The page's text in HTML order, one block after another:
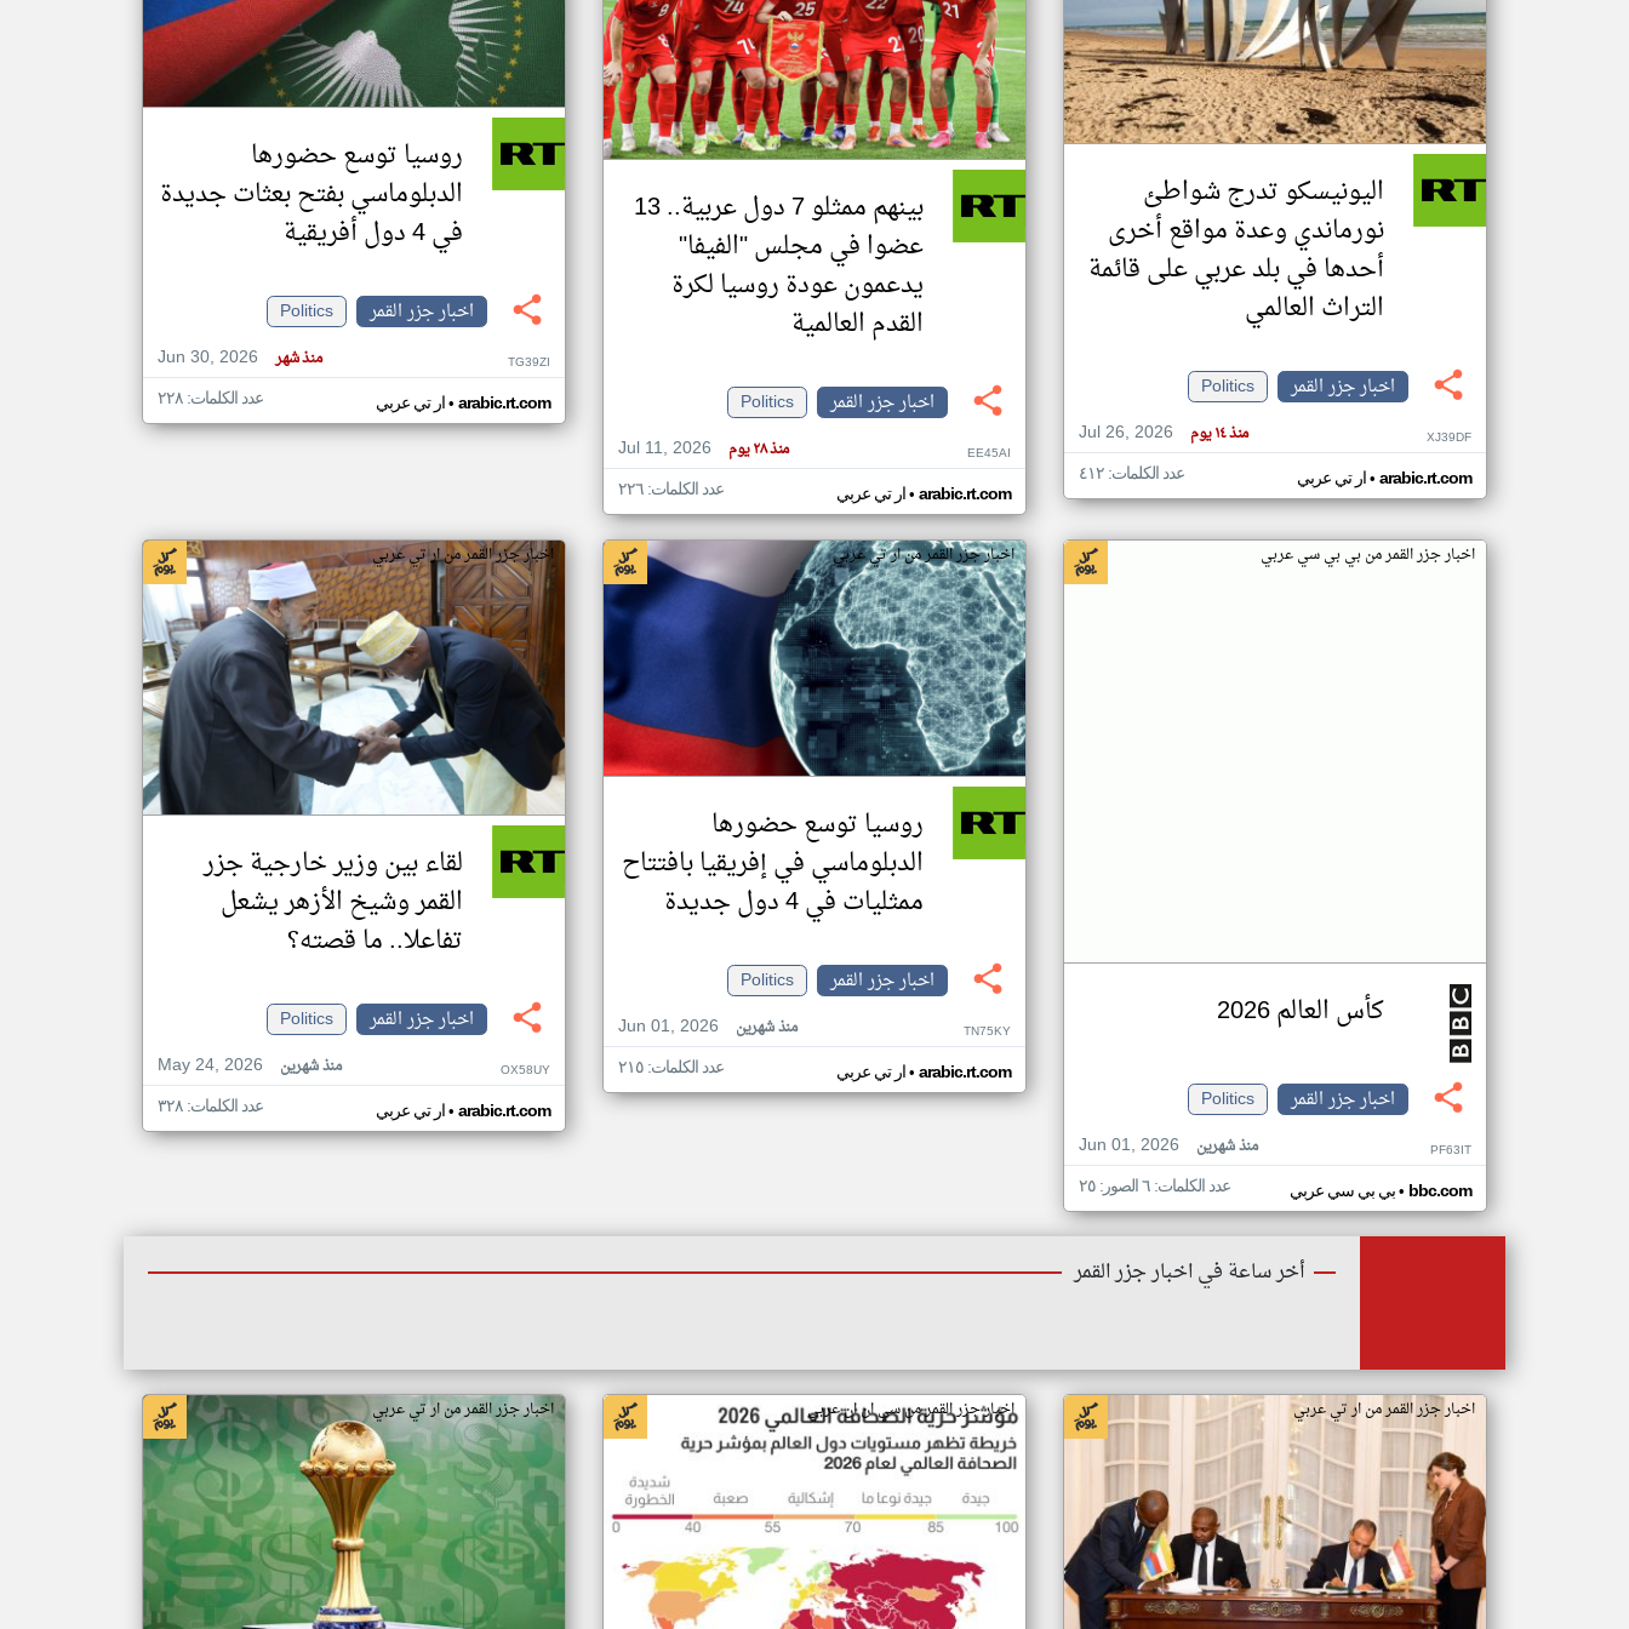
تغيير الدولة
اخبار جزر القمر على مدار الساعة
أهم اخبار جزر القمر العاجلة والمباشرة
اليونيسكو تدرج شواطئ
نورماندي وعدة مواقع أخرى
أحدها في بلد عربي على قائمة
التراث العالمي
اخبار جزر القمر
Politics
Jul 26, 2026
منذ ١٤ يوم XJ39DF
ار تي عربي• arabic.rt.com عدد الكلمات: ٤١٢
بينهم ممثلو 7 دول عربية.. 13
عضوا في مجلس "الفيفا"
يدعمون عودة روسيا لكرة
القدم العالمية
اخبار جزر القمر
Politics
Jul 11, 2026
منذ ٢٨ يوم EE45AI
ار تي عربي• arabic.rt.com عدد الكلمات: ٢٢٦
روسيا توسع حضورها
الدبلوماسي بفتح بعثات جديدة
في 4 دول أفريقية
اخبار جزر القمر
Politics
Jun 30, 2026
منذ شهر TG39ZI
ار تي عربي• arabic.rt.com عدد الكلمات: ٢٢٨
اخبار جزر القمر من بي بي سي عربي
كأس العالم 2026
اخبار جزر القمر
Politics
Jun 01, 2026
منذ شهرين PF63IT
بي بي سي عربي• bbc.com عدد الكلمات: ٦ الصور: ٢٥
اخبار جزر القمر من ار تي عربي
روسيا توسع حضورها
الدبلوماسي في إفريقيا بافتتاح
ممثليات في 4 دول جديدة
اخبار جزر القمر
Politics
Jun 01, 2026
منذ شهرين TN75KY
ار تي عربي• arabic.rt.com عدد الكلمات: ٢١٥
اخبار جزر القمر من ار تي عربي
لقاء بين وزير خارجية جزر
القمر وشيخ الأزهر يشعل
تفاعلا.. ما قصته؟
اخبار جزر القمر
Politics
May 24, 2026
منذ شهرين OX58UY
ار تي عربي• arabic.rt.com عدد الكلمات: ٣٢٨
أخر ساعة في اخبار جزر القمر
اخبار جزر القمر من ار تي عربي اخبار جزر القمر من سي ان ان عربي اخبار جزر القمر من ار تي عربي
klyoum.com